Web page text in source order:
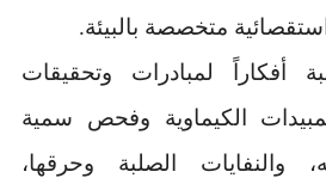
متخصصة بالبيئة.
أفكاراً لمبادرات وتحقيقات
الكيماوية وفحص سمية
والنفايات الصلبة وحرقها،